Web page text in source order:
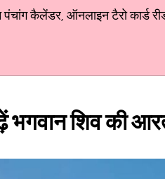
कैलेंडर, ऑनलाइन टैरो कार्ड
भगवान शिव की